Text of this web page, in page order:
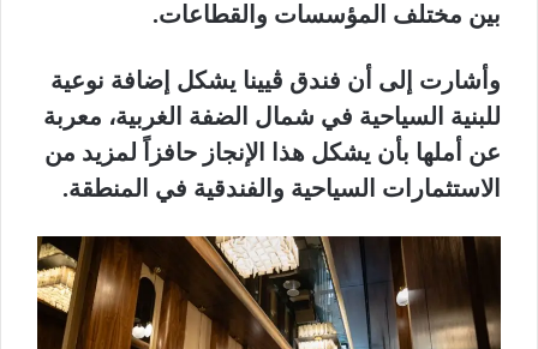
بين مختلف المؤسسات والقطاعات.
وأشارت إلى أن فندق ڤيينا يشكل إضافة نوعية
للبنية السياحية في شمال الضفة الغربية، معربة
عن أملها بأن يشكل هذا الإنجاز حافزاً لمزيد من
الاستثمارات السياحية والفندقية في المنطقة.